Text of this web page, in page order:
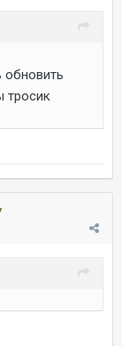
обновить
тросик